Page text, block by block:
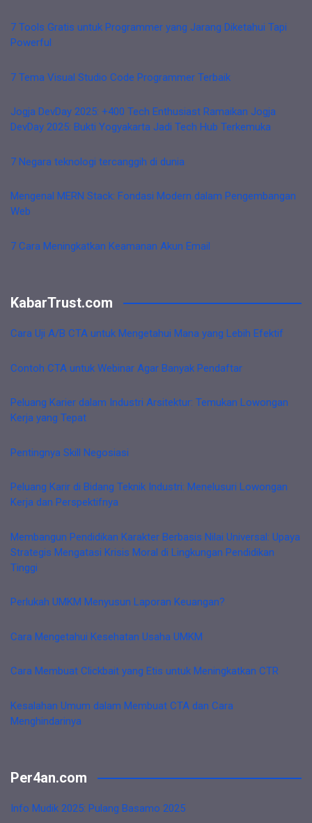
7 Tools Gratis untuk Programmer yang Jarang Diketahui Tapi
Powerful
7 Tema Visual Studio Code Programmer Terbaik
Jogja DevDay 2025: +400 Tech Enthusiast Ramaikan Jogja
DevDay 2025: Bukti Yogyakarta Jadi Tech Hub Terkemuka
7 Negara teknologi tercanggih di dunia
Mengenal MERN Stack: Fondasi Modern dalam Pengembangan
Web
7 Cara Meningkatkan Keamanan Akun Email
KabarTrust.com
Cara Uji A/B CTA untuk Mengetahui Mana yang Lebih Efektif
Contoh CTA untuk Webinar Agar Banyak Pendaftar
Peluang Karier dalam Industri Arsitektur: Temukan Lowongan
Kerja yang Tepat
Pentingnya Skill Negosiasi
Peluang Karir di Bidang Teknik Industri: Menelusuri Lowongan
Kerja dan Perspektifnya
Membangun Pendidikan Karakter Berbasis Nilai Universal: Upaya
Strategis Mengatasi Krisis Moral di Lingkungan Pendidikan
Tinggi
Perlukah UMKM Menyusun Laporan Keuangan?
Cara Mengetahui Kesehatan Usaha UMKM
Cara Membuat Clickbait yang Etis untuk Meningkatkan CTR
Kesalahan Umum dalam Membuat CTA dan Cara
Menghindarinya
Per4an.com
Info Mudik 2025: Pulang Basamo 2025